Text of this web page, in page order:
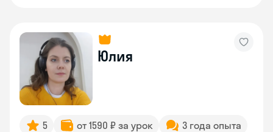
Юлия
5 от 1590 ₽ за урок
3 года опыта